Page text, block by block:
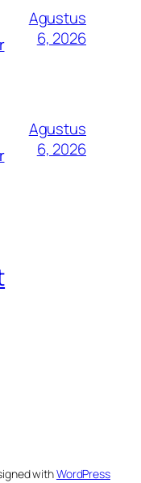
Agustus
6, 2026
Agustus
6, 2026
withWordPress